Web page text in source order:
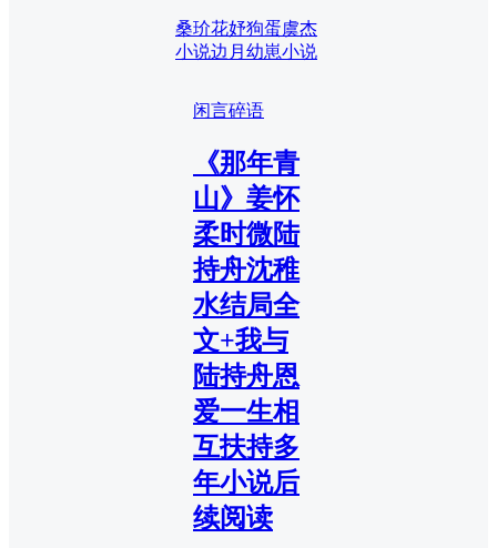
桑玠花妤狗蛋虞杰
小说边月幼崽小说
闲言碎语
《那年青
山》姜怀
柔时微陆
持舟沈稚
水结局全
文+我与
陆持舟恩
爱一生相
互扶持多
年小说后
续阅读